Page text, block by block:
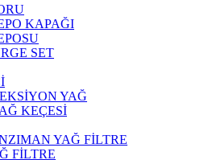
KAPAĞI
SET
YAĞ
KEÇESİ
YAĞ FİLTRE
FİLTRE